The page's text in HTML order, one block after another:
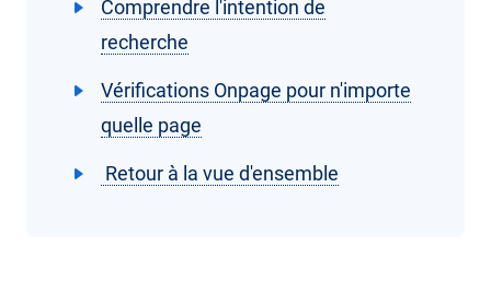
Comprendre l'intention de
recherche
Vérifications Onpage pour n'importe
quelle page
Retour à la vue d'ensemble